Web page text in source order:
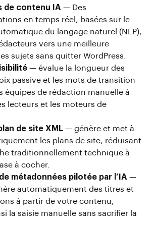
de contenu IA — Des
en temps réel, basées sur le
du langage naturel (NLP),
vers une meilleure
sujets sans quitter WordPress.
— évalue la longueur des
passive et les mots de transition
équipes de rédaction manuelle à
lecteurs et les moteurs de
de site XML — génère et met à
les plans de site, réduisant
traditionnellement technique à
à cocher.
métadonnées pilotée par l’IA —
automatiquement des titres et
à partir de votre contenu,
la saisie manuelle sans sacrifier la